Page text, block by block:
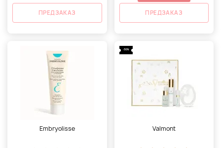
ПРЕДЗАКАЗ ПРЕДЗАКАЗ
Embryolisse
-30%
Valmont